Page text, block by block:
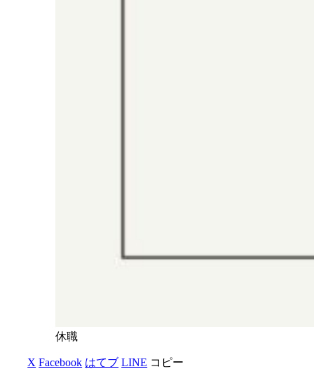
休職
X Facebook はてブ LINE コピー